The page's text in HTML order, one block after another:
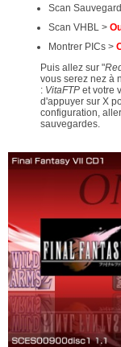
Scan
Scan VHBL >
Montrer PICs >
Puis allez sur "
vous serez nez à
: VitaFTP et votre
d'appuyer sur X
configuration,
sauvegardes.